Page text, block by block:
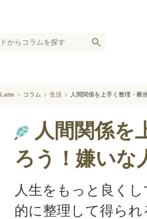
Latte コラム 生活 人間関係を上手く整理・断
人間関係を
ろう！嫌いな
人生をもっと良く
的に整理して得ら